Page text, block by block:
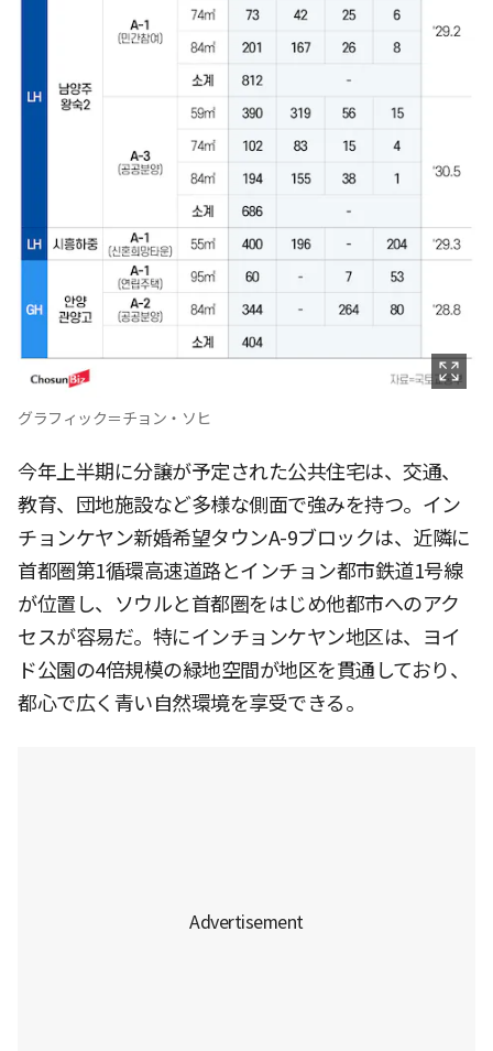
グラフィック＝チョン・ソヒ
今年上半期に分譲が予定された公共住宅は、交通、
教育、団地施設など多様な側面で強みを持つ。イン
チョンケヤン新婚希望タウンA-9ブロックは、近隣に
首都圏第1循環高速道路とインチョン都市鉄道1号線
が位置し、ソウルと首都圏をはじめ他都市へのアク
セスが容易だ。特にインチョンケヤン地区は、ヨイ
ド公園の4倍規模の緑地空間が地区を貫通しており、
都心で広く青い自然環境を享受できる。